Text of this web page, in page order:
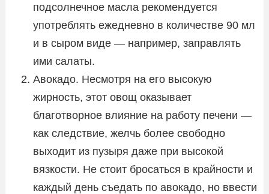
подсолнечное масла рекомендуется
употреблять ежедневно в количестве 90 мл
и в сыром виде — например, заправлять
ими салаты.
Авокадо. Несмотря на его высокую
жирность, этот овощ оказывает
благотворное влияние на работу печени —
как следствие, желчь более свободно
выходит из пузыря даже при высокой
вязкости. Не стоит бросаться в крайности и
каждый день съедать по авокадо, но ввести